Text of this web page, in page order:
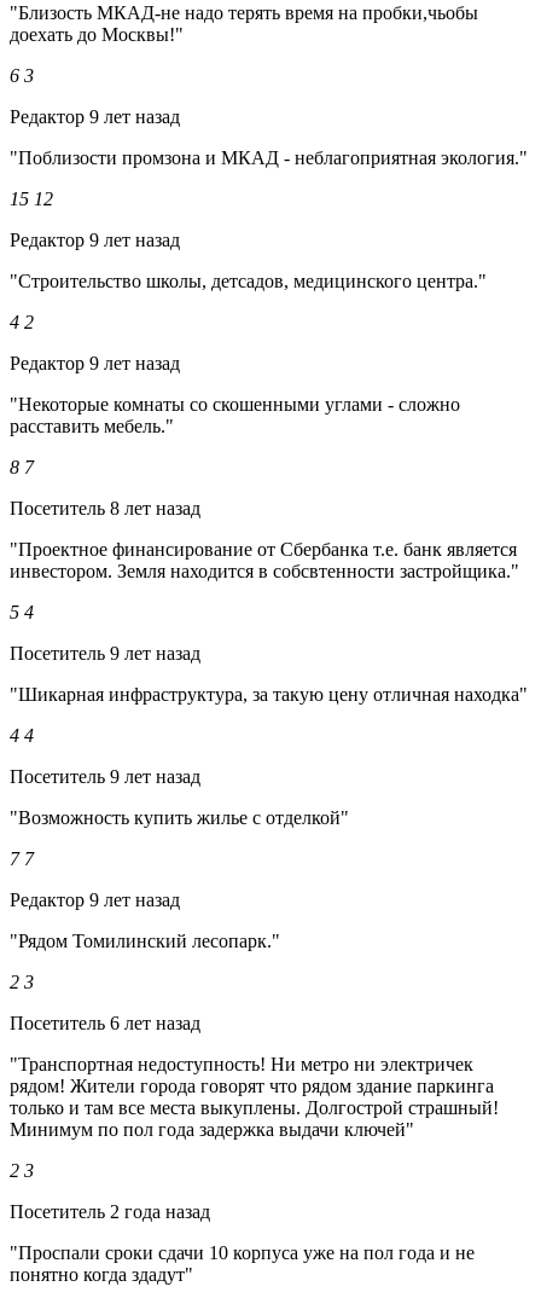
"Близость МКАД-не надо терять время на пробки,чьобы
доехать до Москвы!"
6 3
Редактор 9 лет назад
"Поблизости промзона и МКАД - неблагоприятная экология."
15 12
Редактор 9 лет назад
"Строительство школы, детсадов, медицинского центра."
4 2
Редактор 9 лет назад
"Некоторые комнаты со скошенными углами - сложно
расставить мебель."
8 7
Посетитель 8 лет назад
"Проектное финансирование от Сбербанка т.е. банк является
инвестором. Земля находится в собсвтенности застройщика."
5 4
Посетитель 9 лет назад
"Шикарная инфраструктура, за такую цену отличная находка"
4 4
Посетитель 9 лет назад
"Возможность купить жилье с отделкой"
7 7
Редактор 9 лет назад
"Рядом Томилинский лесопарк."
2 3
Посетитель 6 лет назад
"Транспортная недоступность! Ни метро ни электричек
рядом! Жители города говорят что рядом здание паркинга
только и там все места выкуплены. Долгострой страшный!
Минимум по пол года задержка выдачи ключей"
2 3
Посетитель 2 года назад
"Проспали сроки сдачи 10 корпуса уже на пол года и не
понятно когда здадут"